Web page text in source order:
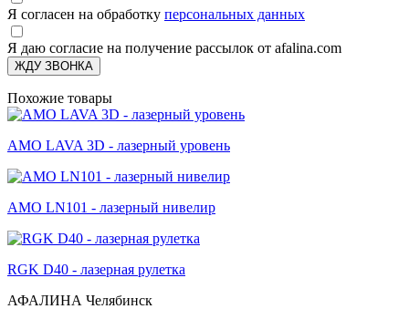
Я согласен на обработку персональных данных
Я даю согласие на получение рассылок от afalina.com
ЖДУ ЗВОНКА
Похожие товары
AMO LAVA 3D - лазерный уровень
AMO LN101 - лазерный нивелир
RGK D40 - лазерная рулетка
АФАЛИНА Челябинск